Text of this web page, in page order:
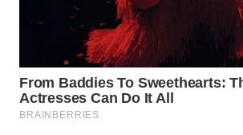
LAPAK
Wahana
Network